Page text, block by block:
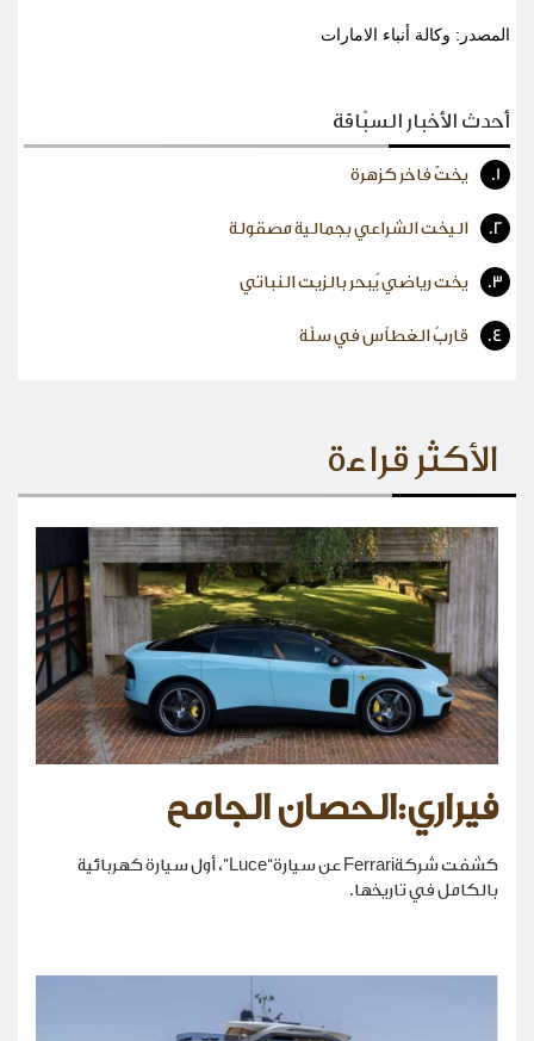
المصدر: وكالة أنباء الامارات
أحدث الأخبار السبّاقة
1. يختٌ فاخر كزهرة
2. اليخت الشراعي بجمالية مصقولة
3. يخت رياضي يُبحر بالزيت النباتي
4. قاربُ الغطاّس في سلّة
الأكثر قراءة
فيراري:الحصان الجامح
كشفت شركةFerrari عن سيارة“Luce”، أول سيارة كهربائية
بالكامل في تاريخها.